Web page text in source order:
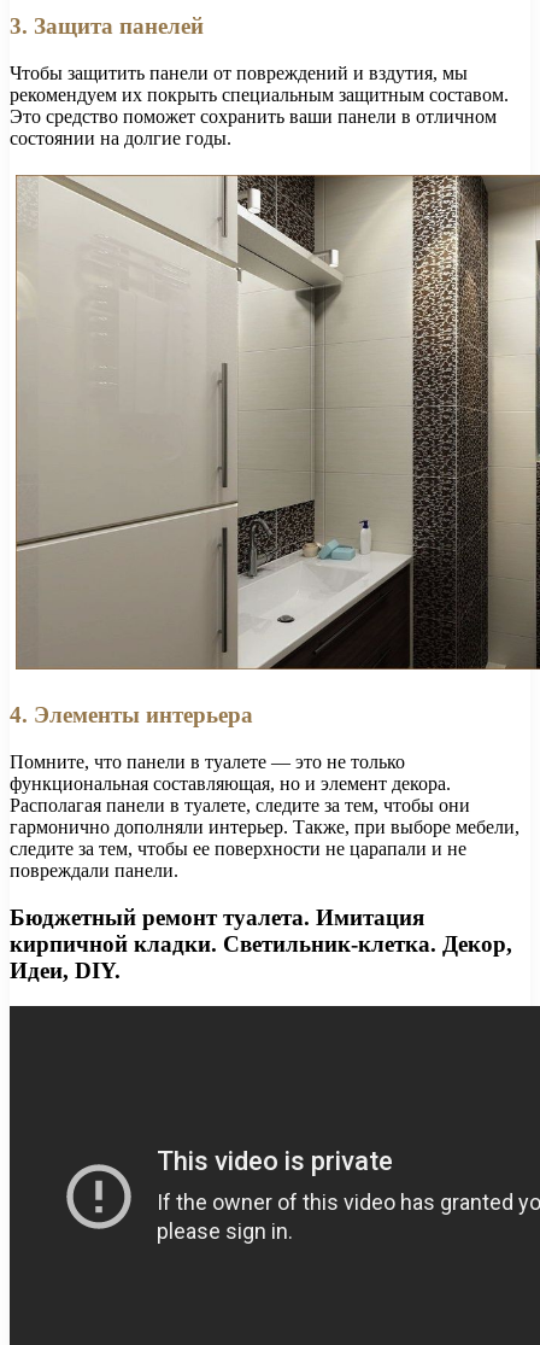
3. Защита панелей
Чтобы защитить панели от повреждений и вздутия, мы
рекомендуем их покрыть специальным защитным составом.
Это средство поможет сохранить ваши панели в отличном
состоянии на долгие годы.
4. Элементы интерьера
Помните, что панели в туалете — это не только
функциональная составляющая, но и элемент декора.
Располагая панели в туалете, следите за тем, чтобы они
гармонично дополняли интерьер. Также, при выборе мебели,
следите за тем, чтобы ее поверхности не царапали и не
повреждали панели.
Бюджетный ремонт туалета. Имитация
кирпичной кладки. Светильник-клетка. Декор,
Идеи, DIY.